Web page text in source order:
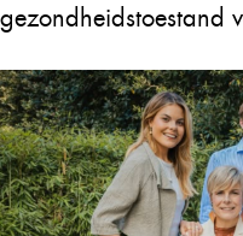
gezondheidstoestand